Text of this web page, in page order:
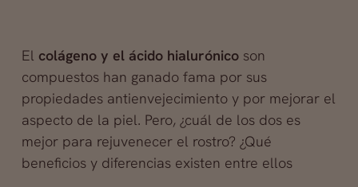
El colágeno y el ácido hialurónicoson
compuestos han ganado fama por sus
propiedades antienvejecimiento y por mejorar el
aspecto de la piel. Pero, ¿cuál de los dos es
mejor para rejuvenecer el rostro? ¿Qué
beneficios y diferencias existen entre ellos